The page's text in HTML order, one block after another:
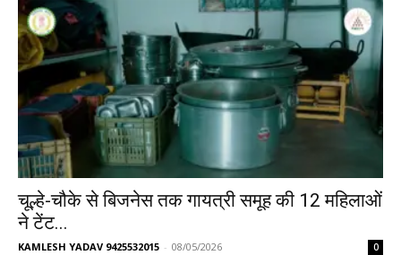
चूल्हे-चौके से बिजनेस तक गायत्री समूह की 12 महिलाओं
ने टेंट...
KAMLESH YADAV 9425532015 - 08/05/2026 0